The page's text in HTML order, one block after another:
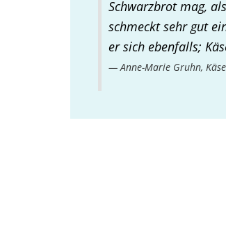
Schwarzbrot mag,
schmeckt sehr gut
er sich ebenfalls;
Anne-Marie Gruhn,